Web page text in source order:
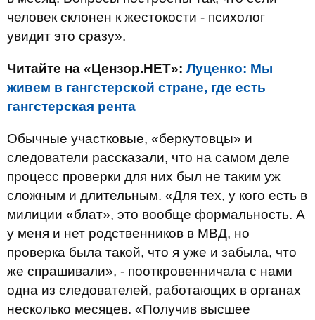
человек склонен к жестокости - психолог
увидит это сразу».
Читайте на «Цензор.НЕТ»: Луценко: Мы
живем в гангстерской стране, где есть
гангстерская рента
Обычные участковые, «беркутовцы» и
следователи рассказали, что на самом деле
процесс проверки для них был не таким уж
сложным и длительным. «Для тех, у кого есть в
милиции «блат», это вообще формальность. А
у меня и нет родственников в МВД, но
проверка была такой, что я уже и забыла, что
же спрашивали», - пооткровенничала с нами
одна из следователей, работающих в органах
несколько месяцев. «Получив высшее